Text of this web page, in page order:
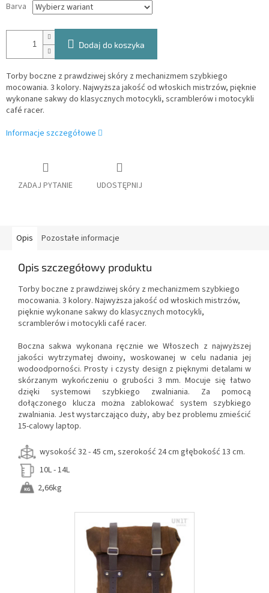
Barva
Dodaj do koszyka
Torby boczne z prawdziwej skóry z mechanizmem szybkiego
mocowania. 3 kolory. Najwyższa jakość od włoskich mistrzów, pięknie
wykonane sakwy do klasycznych motocykli, scramblerów i motocykli
café racer.
Informacje szczegółowe
ZADAJ PYTANIE UDOSTĘPNIJ
Opis Pozostałe informacje
Opis szczegółowy produktu
Torby boczne z prawdziwej skóry z mechanizmem szybkiego
mocowania. 3 kolory. Najwyższa jakość od włoskich mistrzów,
pięknie wykonane sakwy do klasycznych motocykli,
scramblerów i motocykli café racer.
Boczna sakwa wykonana ręcznie we Włoszech z najwyższej
jakości wytrzymałej dwoiny, woskowanej w celu nadania jej
wodoodporności. Prosty i czysty design z pięknymi detalami w
skórzanym wykończeniu o grubości 3 mm. Mocuje się łatwo
dzięki systemowi szybkiego zwalniania. Za pomocą
dołączonego klucza można zablokować system szybkiego
zwalniania. Jest wystarczająco duży, aby bez problemu zmieścić
15-calowy laptop.
wysokość 32 - 45 cm, szerokość 24 cm głębokość 13 cm.
10L - 14L
2,66kg